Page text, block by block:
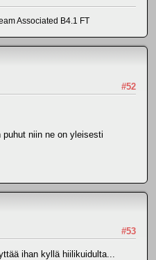
Associated B4.1 FT
#52
puhut niin ne on yleisesti
#53
ihan kyllä hiilikuidulta...